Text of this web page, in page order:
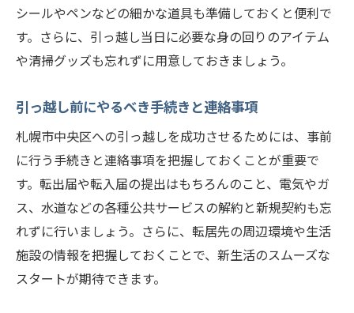
コストパフォーマンスの高いサービスの見
つけ方
引っ越しサービスの口コミや評判のチェッ
オプションサービスを活用した引っ越しの
効率化
引っ越し保険の重要性と選び方
複数業者の比較と見積もり取得のポイント
引っ越し当日に気をつけるべきポイント
引っ越し当日の朝に確認すべき事項
運搬中のトラブルを避けるための注意点
シールやペンなどの細かな道具も準備しておくと便利で
す。さらに、引っ越し当日に必要な身の回りのアイテム
や清掃グッズも忘れずに用意しておきましょう。
引っ越し前にやるべき手続きと連絡事項
札幌市中央区への引っ越しを成功させるためには、事前
に行う手続きと連絡事項を把握しておくことが重要で
す。転出届や転入届の提出はもちろんのこと、電気やガ
ス、水道などの各種公共サービスの解約と新規契約も忘
れずに行いましょう。さらに、転居先の周辺環境や生活
施設の情報を把握しておくことで、新生活のスムーズな
スタートが期待できます。